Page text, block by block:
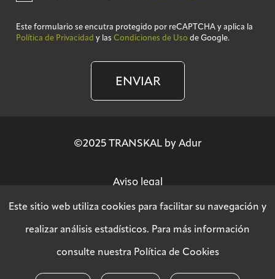
Este formulario se encutra protegido por reCAPTCHA y aplica la
Política de Privacidad y las Condiciones de Uso de Google.
ENVIAR
©2025 TRANSKAL by Adur
Aviso legal
Política SGSI
Este sitio web utiliza cookies para facilitar su navegación y
realizar análisis estadísticos. Para más información
consulte nuestra Política de Cookies